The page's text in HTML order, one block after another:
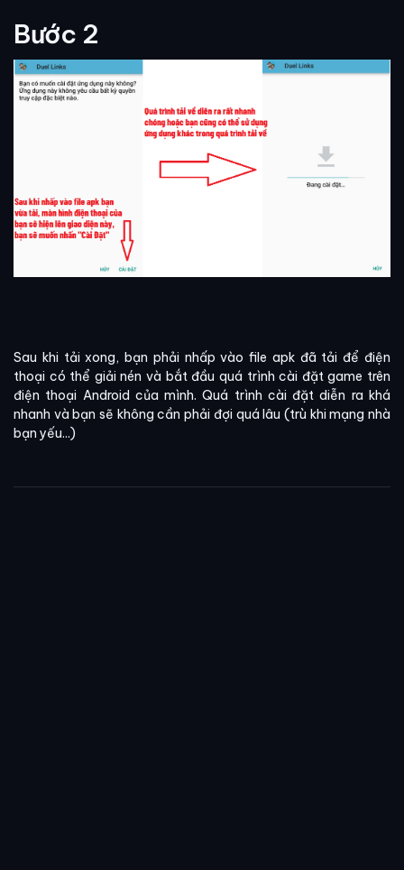
Bước 2
Sau khi tải xong, bạn phải nhấp vào file apk đã tải để điện
thoại có thể giải nén và bắt đầu quá trình cài đặt game trên
điện thoại Android của mình. Quá trình cài đặt diễn ra khá
nhanh và bạn sẽ không cần phải đợi quá lâu (trù khi mạng nhà
bạn yếu...)